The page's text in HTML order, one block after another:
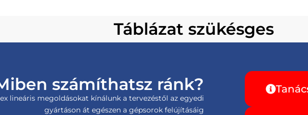
Táblázat szükésges
számíthatsz ránk?
lineáris megoldásokat kínálunk a tervezéstől az egyedi
gyártáson át egészen a gépsorok felújításáig